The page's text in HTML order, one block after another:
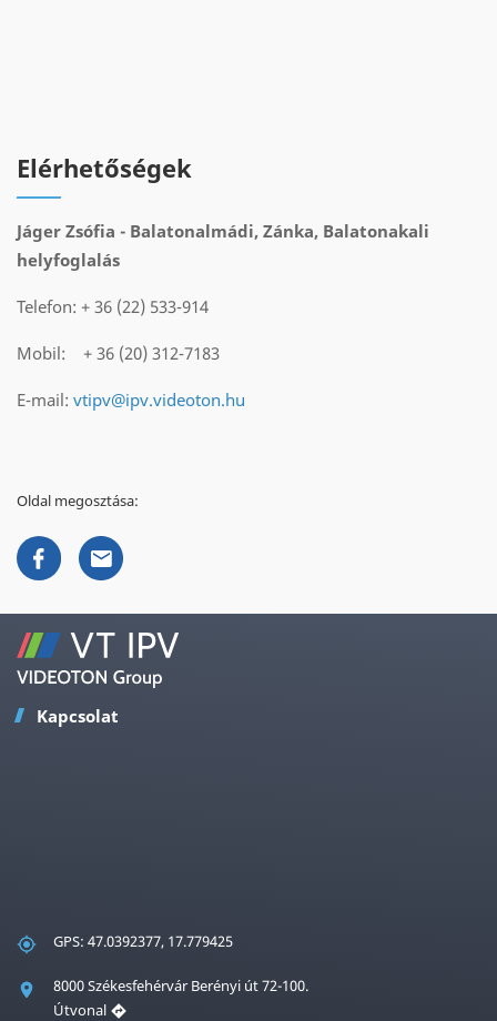
Elérhetőségek
Jáger Zsófia - Balatonalmádi, Zánka, Balatonakali
helyfoglalás
Telefon: + 36 (22) 533-914
Mobil: + 36 (20) 312-7183
E-mail: vtipv@ipv.videoton.hu
Oldal megosztása:
Kapcsolat
GPS: 47.0392377, 17.779425
8000 Székesfehérvár Berényi út 72-100.
Útvonal